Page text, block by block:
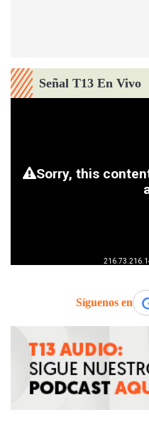
Señal T13 En Vivo
Síguenos en